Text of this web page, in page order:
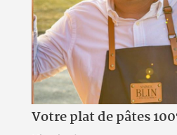
Votre plat de pâtes